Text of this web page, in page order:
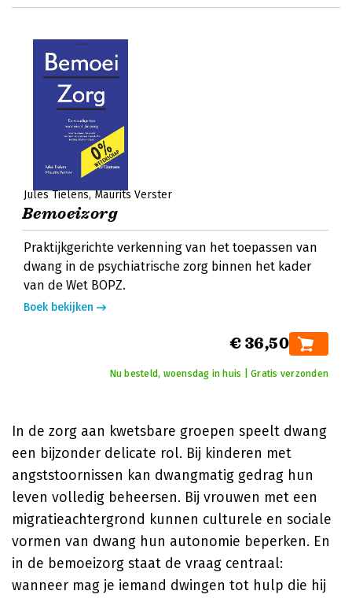
Jules Tielens Maurits Verster
Bemoeizorg
Praktijkgerichte verkenning van het toepassen van
dwang in de psychiatrische zorg binnen het kader
van de Wet BOPZ.
Boek bekijken
€ 36,50
Nu besteld, woensdag in huis | Gratis verzonden
In de zorg aan kwetsbare groepen speelt dwang
een bijzonder delicate rol. Bij kinderen met
angststoornissen kan dwangmatig gedrag hun
leven volledig beheersen. Bij vrouwen met een
migratieachtergrond kunnen culturele en sociale
vormen van dwang hun autonomie beperken. En
in de bemoeizorg staat de vraag centraal:
wanneer mag je iemand dwingen tot hulp die hij